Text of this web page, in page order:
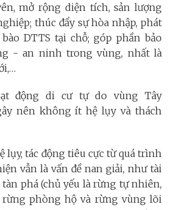
mở rộng diện tích, sản lượng
thúc đẩy sự hòa nhập, phát
DTTS tại chỗ; góp phần bảo
- an ninh trong vùng, nhất là
động di cư tự do vùng Tây
nên không ít hệ lụy và thách
lụy, tác động tiêu cực từ quá trình
vẫn là vấn đề nan giải, như tài
phá (chủ yếu là rừng tự nhiên,
rừng phòng hộ và rừng vùng lõi